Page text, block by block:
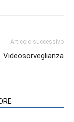
Articolo successivo
Videosorveglianza